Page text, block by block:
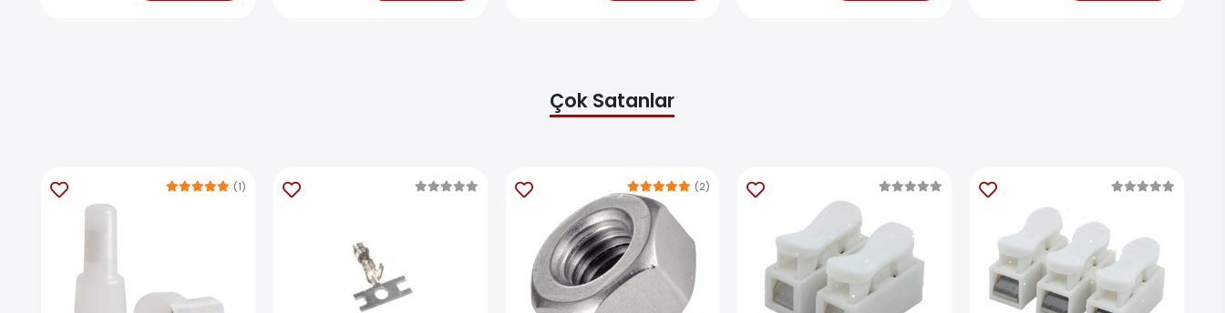
Çok Satanlar
(1) (2)